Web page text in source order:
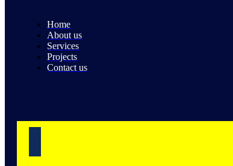
Home
About us
Services
Projects
Contact us